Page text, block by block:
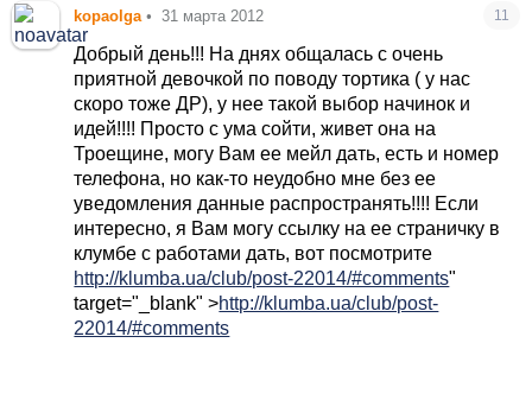
kopaolga • 31 марта 2012 11
Добрый день!!! На днях общалась с очень
приятной девочкой по поводу тортика ( у нас
скоро тоже ДР), у нее такой выбор начинок и
идей!!!! Просто с ума сойти, живет она на
Троещине, могу Вам ее мейл дать, есть и номер
телефона, но как-то неудобно мне без ее
уведомления данные распространять!!!! Если
интересно, я Вам могу ссылку на ее страничку в
клумбе с работами дать, вот посмотрите
http://klumba.ua/club/post-22014/#comments"
target="_blank" >http://klumba.ua/club/post-
22014/#comments